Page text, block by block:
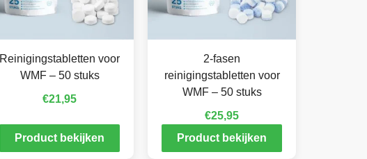
Reinigingstabletten voor
WMF – 50 stuks
€21,95
Product bekijken
2-fasen
reinigingstabletten voor
WMF – 50 stuks
€25,95
Product bekijken